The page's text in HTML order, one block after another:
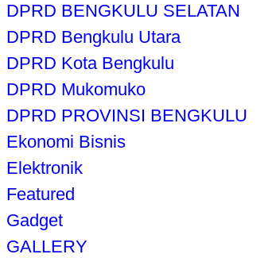
DPRD BENGKULU SELATAN
DPRD Bengkulu Utara
DPRD Kota Bengkulu
DPRD Mukomuko
DPRD PROVINSI BENGKULU
Ekonomi Bisnis
Elektronik
Featured
Gadget
GALLERY